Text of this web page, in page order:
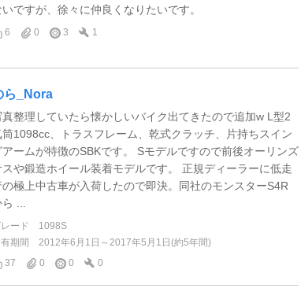
いですが、徐々に仲良くなりたいです。
6 0 3 1
ら_Nora
真整理していたら懐かしいバイク出てきたので追加w L型2
筒1098cc、トラスフレーム、乾式クラッチ、片持ちスイン
アームが特徴のSBKです。 Sモデルですので前後オーリンズ
スや鍛造ホイール装着モデルです。 正規ディーラーに低走
の極上中古車が入荷したので即決。同社のモンスターS4R
...
ード
1098S
期間
2012年6月1日～2017年5月1日(約5年間)
37
0 0 0